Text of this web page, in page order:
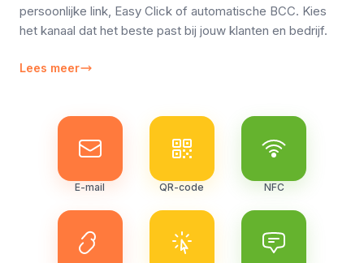
E-mail QR-code NFC
persoonlijke link, Easy Click of automatische BCC. Kies
het kanaal dat het beste past bij jouw klanten en bedrijf.
Lees meer